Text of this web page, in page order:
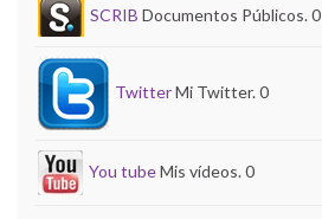
SCRIB Documentos Públicos. 0
TwitterMi Twitter. 0
You tubeMis vídeos. 0